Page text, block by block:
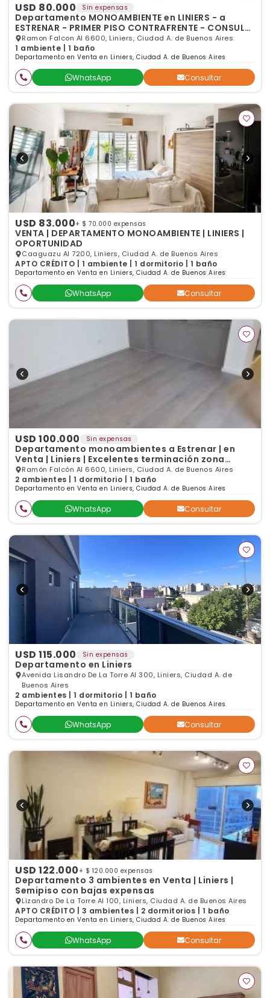
USD 80.000 Sin expensas
Departamento MONOAMBIENTE en LINIERS - a
ESTRENAR - PRIMER PISO CONTRAFRENTE - CONSULTE
X OTRAS UNID
Ramon Falcon Al 6600, Liniers, Ciudad A. de Buenos Aires
1 ambiente | 1 baño
Departamento en Venta en Liniers, Ciudad A. de Buenos Aires
WhatsApp Consultar
USD 83.000+ $ 70.000 expensas
VENTA | DEPARTAMENTO MONOAMBIENTE | LINIERS |
OPORTUNIDAD
Caaguazu Al 7200, Liniers, Ciudad A. de Buenos Aires
APTO CRÉDITO | 1 ambiente | 1 dormitorio | 1 baño
Departamento en Venta en Liniers, Ciudad A. de Buenos Aires
WhatsApp Consultar
USD 100.000 Sin expensas
Departamento monoambientes a Estrenar | en
Venta | Liniers | Excelentes terminación zona
residencia
Ramón Falcón Al 6600, Liniers, Ciudad A. de Buenos Aires
2 ambientes | 1 dormitorio | 1 baño
Departamento en Venta en Liniers, Ciudad A. de Buenos Aires
WhatsApp Consultar
USD 115.000 Sin expensas
Departamento en Liniers
Avenida Lisandro De La Torre Al 300, Liniers, Ciudad A. de
Buenos Aires
2 ambientes | 1 dormitorio | 1 baño
Departamento en Venta en Liniers, Ciudad A. de Buenos Aires
WhatsApp Consultar
USD 122.000 + $ 120.000 expensas
Departamento 3 ambientes en Venta | Liniers |
Semipiso con bajas expensas
Lizandro De La Torre Al 100, Liniers, Ciudad A. de Buenos Aires
APTO CRÉDITO | 3 ambientes | 2 dormitorios | 1 baño
Departamento en Venta en Liniers, Ciudad A. de Buenos Aires
WhatsApp Consultar